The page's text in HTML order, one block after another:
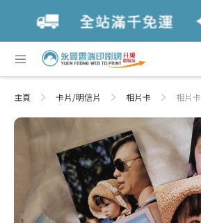
過
到
容
主頁 卡片/明信片 相片卡 相片卡
Skip
images
Skip
beginning
images